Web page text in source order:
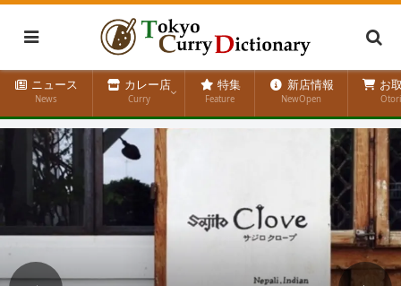
ニュース
News
カレー店
Curry
特集
Feature
新店情報
NewOpen
お